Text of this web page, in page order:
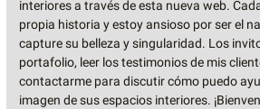
interiores a través de esta nueva web.
propia historia y estoy ansioso por ser el
capture su belleza y singularidad. Los
portafolio, leer los testimonios de mis
contactarme para discutir cómo puedo
imagen de sus espacios interiores.